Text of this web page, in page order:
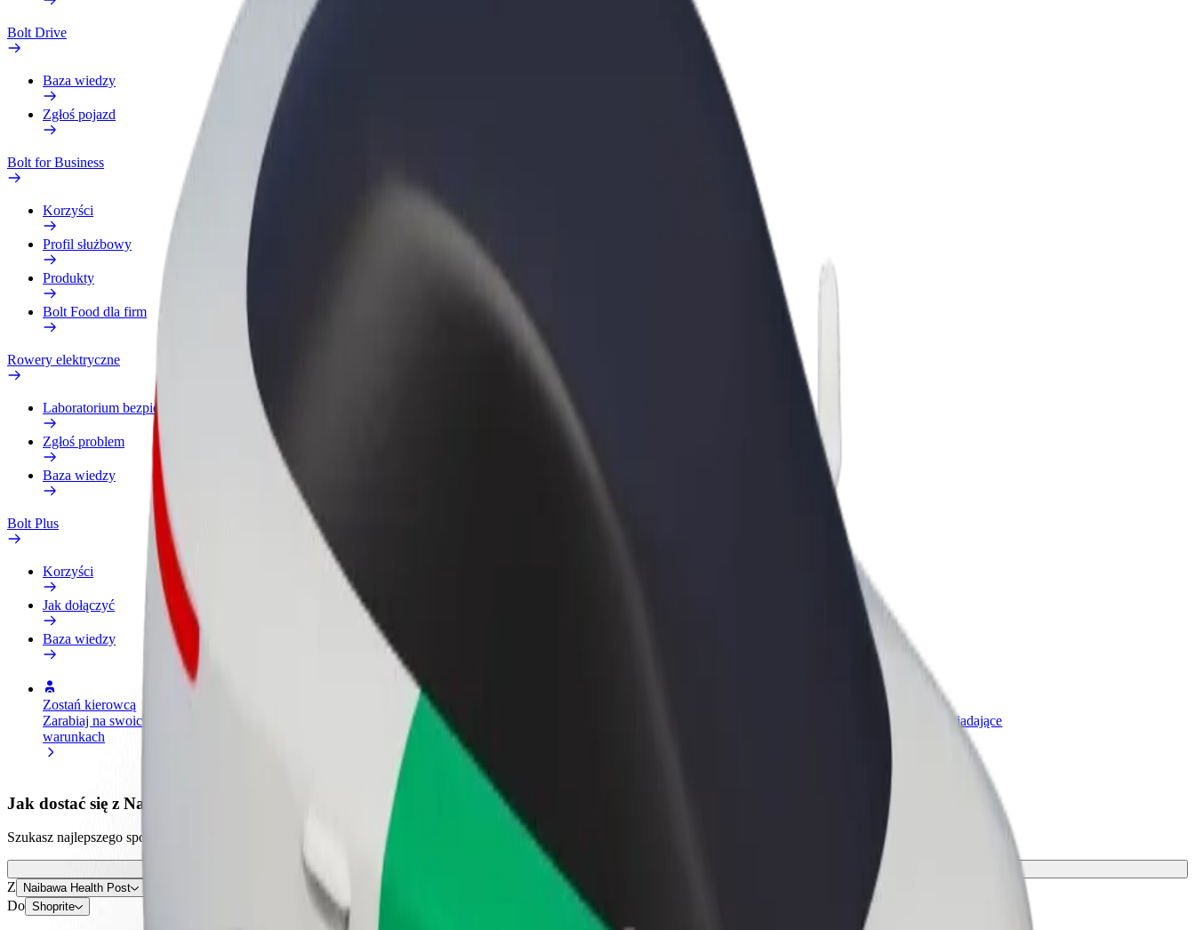
Bolt Drive
Baza wiedzy
Zgłoś pojazd
Bolt for Business
Korzyści
Profil służbowy
Produkty
Bolt Food dla firm
Rowery elektryczne
Laboratorium bezpieczeństwa
Zgłoś problem
Baza wiedzy
Bolt Plus
Korzyści
Jak dołączyć
Baza wiedzy
Zostań kierowcą
Zarabiaj na swoich
warunkach
Dodaj swoją restaurację lub sklep
Dotrzyj do większej liczby klientów
i zwiększ zyski
Bolt for Business
Produkty i usługi Bolt odpowiadające
potrzebom Twojej firmy
Jak dostać się z Naibawa Health Post do Shoprite
Szukasz najlepszego sposobu na dotarcie z Naibawa Health Post do Shoprite? Zapoznaj się z naszymi usługami i znajdź dla siebie idealny środek transportu.
Pobierz Bolt Food
Z Naibawa Health Post
Do Shoprite